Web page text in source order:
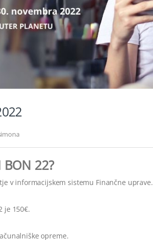
BON 22?
v informacijskem sistemu Finančne uprave.
je 150€.
opreme.